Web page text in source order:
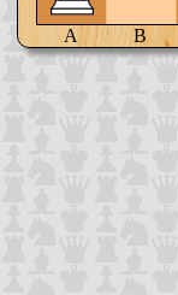
A B